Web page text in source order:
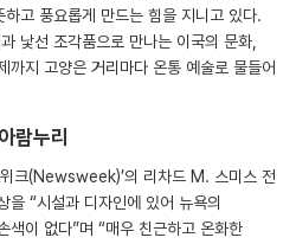
고 풍요롭게 만드는 힘을 지니고 있다.
낯선 조각품으로 만나는 이국의 문화,
까지 고양은 거리마다 온통 예술로 물들어
람누리
위크(Newsweek)’의 리차드 M. 스미스 전
을 “시설과 디자인에 있어 뉴욕의
색이 없다”며 “매우 친근하고 온화한